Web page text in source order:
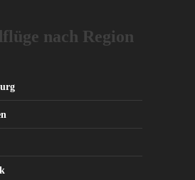
nach Region